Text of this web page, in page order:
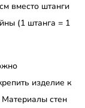
вместо штанги
(1 штанга = 1
изделие к
стен